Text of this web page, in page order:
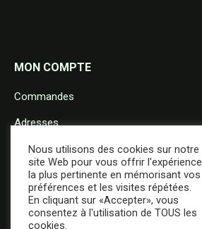
MON COMPTE
Commandes
Adresses
Détails du compte
Nous utilisons des cookies sur notre
site Web pour vous offrir l'expérience
la plus pertinente en mémorisant vos
préférences et les visites répétées.
En cliquant sur «Accepter», vous
consentez à l'utilisation de TOUS les
cookies.